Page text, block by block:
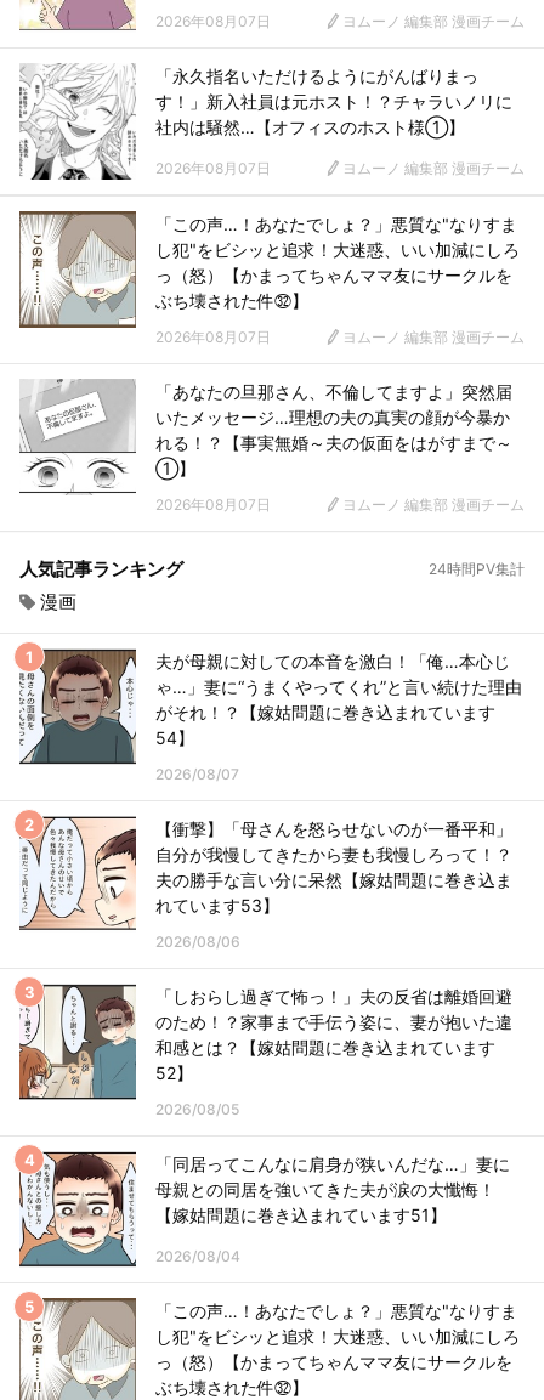
2026年08月07日 ヨムーノ 編集部 漫画チーム
「永久指名いただけるようにがんばりまっ
す！」新入社員は元ホスト！？チャラいノリに
社内は騒然…【オフィスのホスト様①】
2026年08月07日 ヨムーノ 編集部 漫画チーム
「この声…！あなたでしょ？」悪質な"なりすま
し犯"をビシッと追求！大迷惑、いい加減にしろ
っ（怒）【かまってちゃんママ友にサークルを
ぶち壊された件㉜】
2026年08月07日 ヨムーノ 編集部 漫画チーム
「あなたの旦那さん、不倫してますよ」突然届
いたメッセージ…理想の夫の真実の顔が今暴か
れる！？【事実無婚～夫の仮面をはがすまで～
①】
2026年08月07日 ヨムーノ 編集部 漫画チーム
人気記事ランキング 24時間PV集計
漫画
夫が母親に対しての本音を激白！「俺…本心じ
ゃ…」妻に“うまくやってくれ”と言い続けた理由
がそれ！？【嫁姑問題に巻き込まれています
54】
2026/08/07
【衝撃】「母さんを怒らせないのが一番平和」
自分が我慢してきたから妻も我慢しろって！？
夫の勝手な言い分に呆然【嫁姑問題に巻き込ま
れています53】
2026/08/06
「しおらし過ぎて怖っ！」夫の反省は離婚回避
のため！？家事まで手伝う姿に、妻が抱いた違
和感とは？【嫁姑問題に巻き込まれています
52】
2026/08/05
「同居ってこんなに肩身が狭いんだな…」妻に
母親との同居を強いてきた夫が涙の大懺悔！
【嫁姑問題に巻き込まれています51】
2026/08/04
「この声…！あなたでしょ？」悪質な"なりすま
し犯"をビシッと追求！大迷惑、いい加減にしろ
っ（怒）【かまってちゃんママ友にサークルを
ぶち壊された件㉜】